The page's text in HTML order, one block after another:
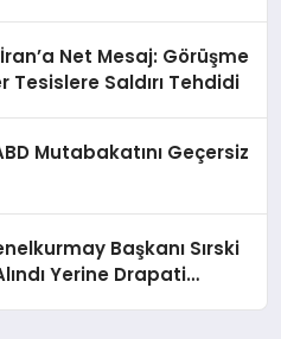
Net Mesaj: Görüşme
Tesislere Saldırı Tehdidi
Mutabakatını Geçersiz
Başkanı Sırski
Yerine Drapati